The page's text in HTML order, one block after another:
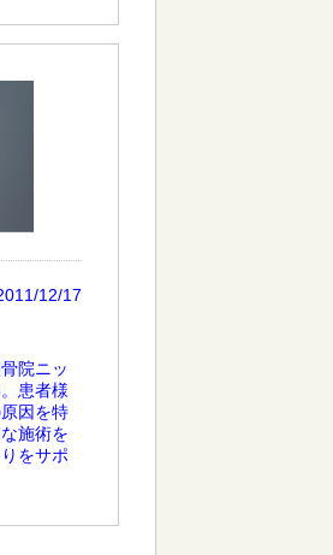
12/17
院ニッ
患者様
因を特
施術を
をサポ